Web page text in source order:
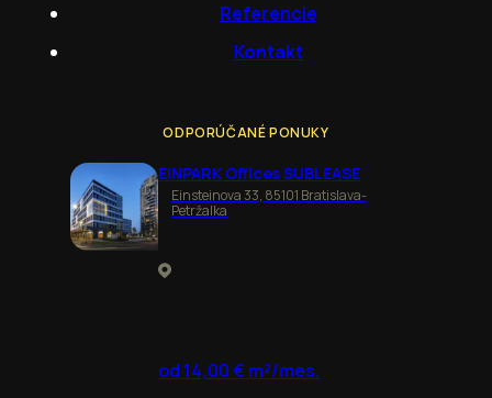
Referencie
Kontakt
ODPORÚČANÉ PONUKY
EINPARK Offices SUBLEASE
Einsteinova 33, 85101 Bratislava-
Petržalka
od 14,00 € m²/mes.